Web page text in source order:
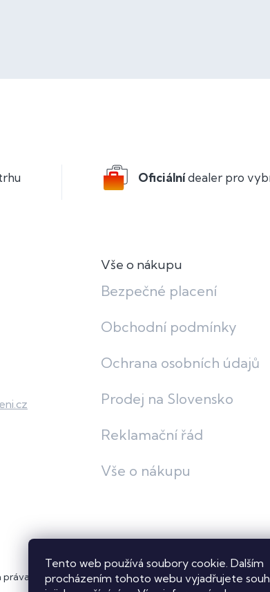
Tento web používá soubory cookie. Dalším
procházením tohoto webu vyjadřujete
Oficiálnídealer pro
Vše o nákupu
Bezpečné placení
Obchodní podmínky
Ochrana osobních údajů
Prodej na Slovensko
Reklamační řád
Vše o nákupu
práva vyhrazena.Upravit nastavení cookies